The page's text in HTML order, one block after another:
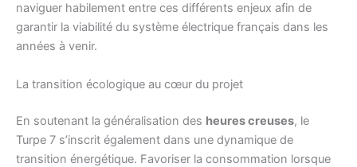
naviguer habilement entre ces différents enjeux afin de
garantir la viabilité du système électrique français dans les
années à venir.
La transition écologique au cœur du projet
En soutenant la généralisation des heures creuses, le
Turpe 7 s’inscrit également dans une dynamique de
transition énergétique. Favoriser la consommation lorsque